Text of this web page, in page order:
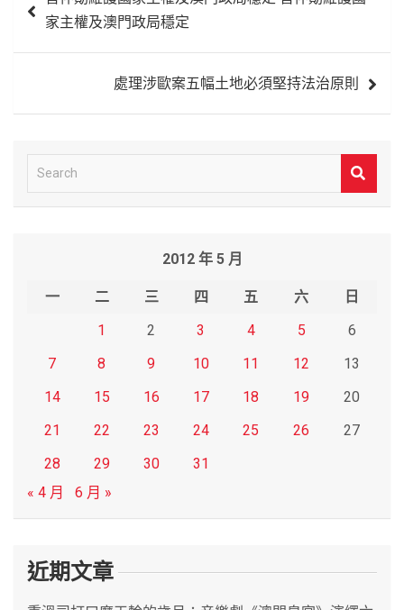
章
家主權及澳門政局穩定
處理涉歐案五幅土地必須堅持法治原則
e
2012 年 5 月
一 二 三 四 五 六
日
1
2 3 4 5
6
7
8 9 10 11 12
13
14
15 16 17 18 19
20
21
22 23 24 25 26
27
28
29 30
31
« 4 月
6 月 »
近期文章